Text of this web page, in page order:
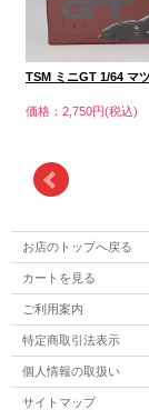
TSM ミニGT 1/64 マ
価格：2,750円(税込)
お店のトップへ戻る
カートを見る
ご利用案内
特定商取引法表示
個人情報の取扱い
サイトマップ